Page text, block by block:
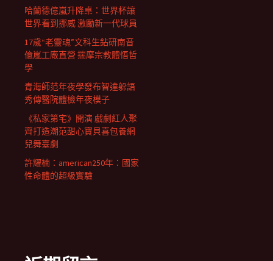
哈蘭德億嵐升降桌：世界杯讓
世界看到挪威 激勵新一代球員
17歲“老靈魂”文科生鉆研南音
億嵐工廠直營 揣摩宗教體悟哲
學
青海師范年夜學發布智達躲語
秀傳醫院體檢年夜模子
《私家第宅》開演 戲劇紅人聚
齊打造潮范甜心寶貝喜包養網
兒舞臺劇
許耀楠：american250年：國家
性命體的超級實驗